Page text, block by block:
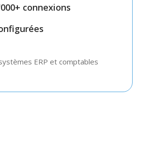
connexions
ERP et comptables